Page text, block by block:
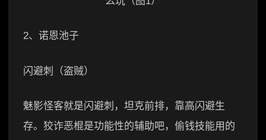
2、诺恩池子
闪避刺（盗贼）
魅影怪客就是闪避刺，坦克前排，靠高闪避生
存。狡诈恶棍是功能性的辅助吧，偷钱技能用的